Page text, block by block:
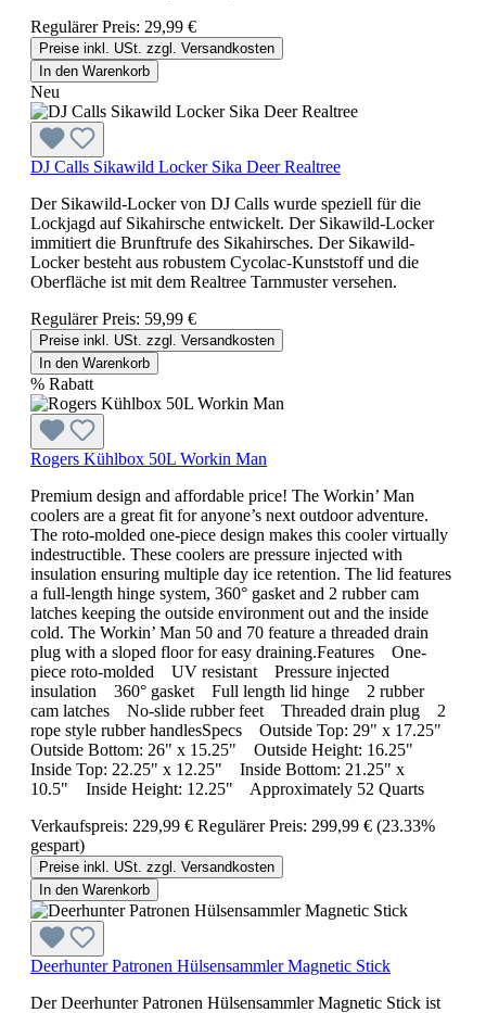
Regulärer Preis: 29,99 €
Preise inkl. USt. zzgl. Versandkosten
In den Warenkorb
Neu
DJ Calls Sikawild Locker Sika Deer Realtree
Der Sikawild-Locker von DJ Calls wurde speziell für die
Lockjagd auf Sikahirsche entwickelt. Der Sikawild-Locker
immitiert die Brunftrufe des Sikahirsches. Der Sikawild-
Locker besteht aus robustem Cycolac-Kunststoff und die
Oberfläche ist mit dem Realtree Tarnmuster versehen.
Regulärer Preis: 59,99 €
Preise inkl. USt. zzgl. Versandkosten
In den Warenkorb
% Rabatt
Rogers Kühlbox 50L Workin Man
Premium design and affordable price! The Workin’ Man
coolers are a great fit for anyone’s next outdoor adventure.
The roto-molded one-piece design makes this cooler virtually
indestructible. These coolers are pressure injected with
insulation ensuring multiple day ice retention. The lid features
a full-length hinge system, 360° gasket and 2 rubber cam
latches keeping the outside environment out and the inside
cold. The Workin’ Man 50 and 70 feature a threaded drain
plug with a sloped floor for easy draining.Features One-
piece roto-molded UV resistant Pressure injected
insulation 360° gasket Full length lid hinge 2 rubber
cam latches No-slide rubber feet Threaded drain plug 2
rope style rubber handlesSpecs Outside Top: 29" x 17.25"
Outside Bottom: 26" x 15.25" Outside Height: 16.25"
Inside Top: 22.25" x 12.25" Inside Bottom: 21.25" x
10.5" Inside Height: 12.25" Approximately 52 Quarts
Verkaufspreis: 229,99 € Regulärer Preis: 299,99 € (23.33%
gespart)
Preise inkl. USt. zzgl. Versandkosten
In den Warenkorb
Deerhunter Patronen Hülsensammler Magnetic Stick
Der Deerhunter Patronen Hülsensammler Magnetic Stick ist